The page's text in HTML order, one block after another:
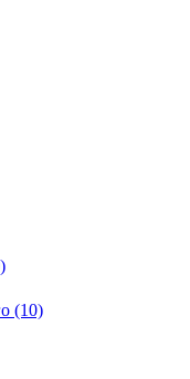
(10)